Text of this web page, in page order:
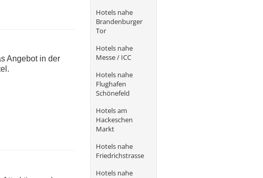
Angebot in der
Hotels nahe
Brandenburger
Tor
Hotels nahe
Messe / ICC
Hotels nahe
Flughafen
Schönefeld
Hotels am
Hackeschen
Markt
Hotels nahe
Friedrichstrasse
Hotels nahe